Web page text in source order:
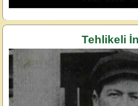
Tehlikeli